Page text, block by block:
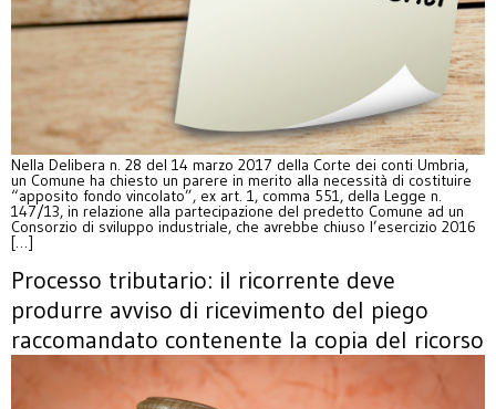
Nella Delibera n. 28 del 14 marzo 2017 della Corte dei conti Umbria,
un Comune ha chiesto un parere in merito alla necessità di costituire
“apposito fondo vincolato”, ex art. 1, comma 551, della Legge n.
147/13, in relazione alla partecipazione del predetto Comune ad un
Consorzio di sviluppo industriale, che avrebbe chiuso l’esercizio 2016
[…]
Processo tributario: il ricorrente deve
produrre avviso di ricevimento del piego
raccomandato contenente la copia del ricorso